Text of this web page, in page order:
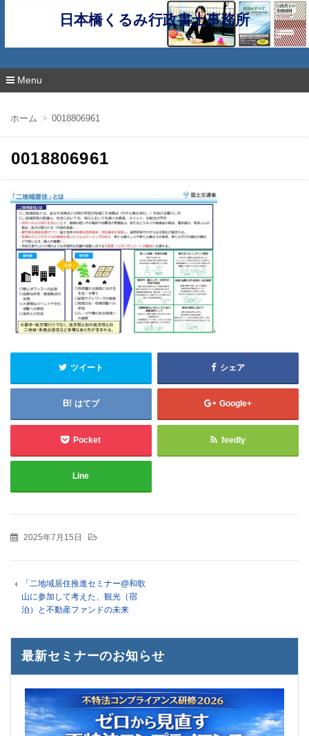
日本橋くるみ行政書士事務所
Menu
ン
ホーム 0018806961
0018806961
ツイート シェア
はてブ Google+
Pocket feedly
Line
2025年7月15日
「二地域居住推進セミナー@和歌
山に参加して考えた、観光（宿
泊）と不動産ファンドの未来
最新セミナーのお知らせ